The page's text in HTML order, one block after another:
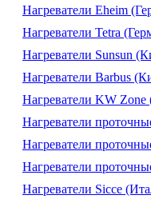
Нагреватели Eheim
Нагреватели Tetra
Нагреватели Sunsun
Нагреватели Barbus
Нагреватели KW Zone
Нагреватели
Нагреватели
Нагреватели
Нагреватели Sicce